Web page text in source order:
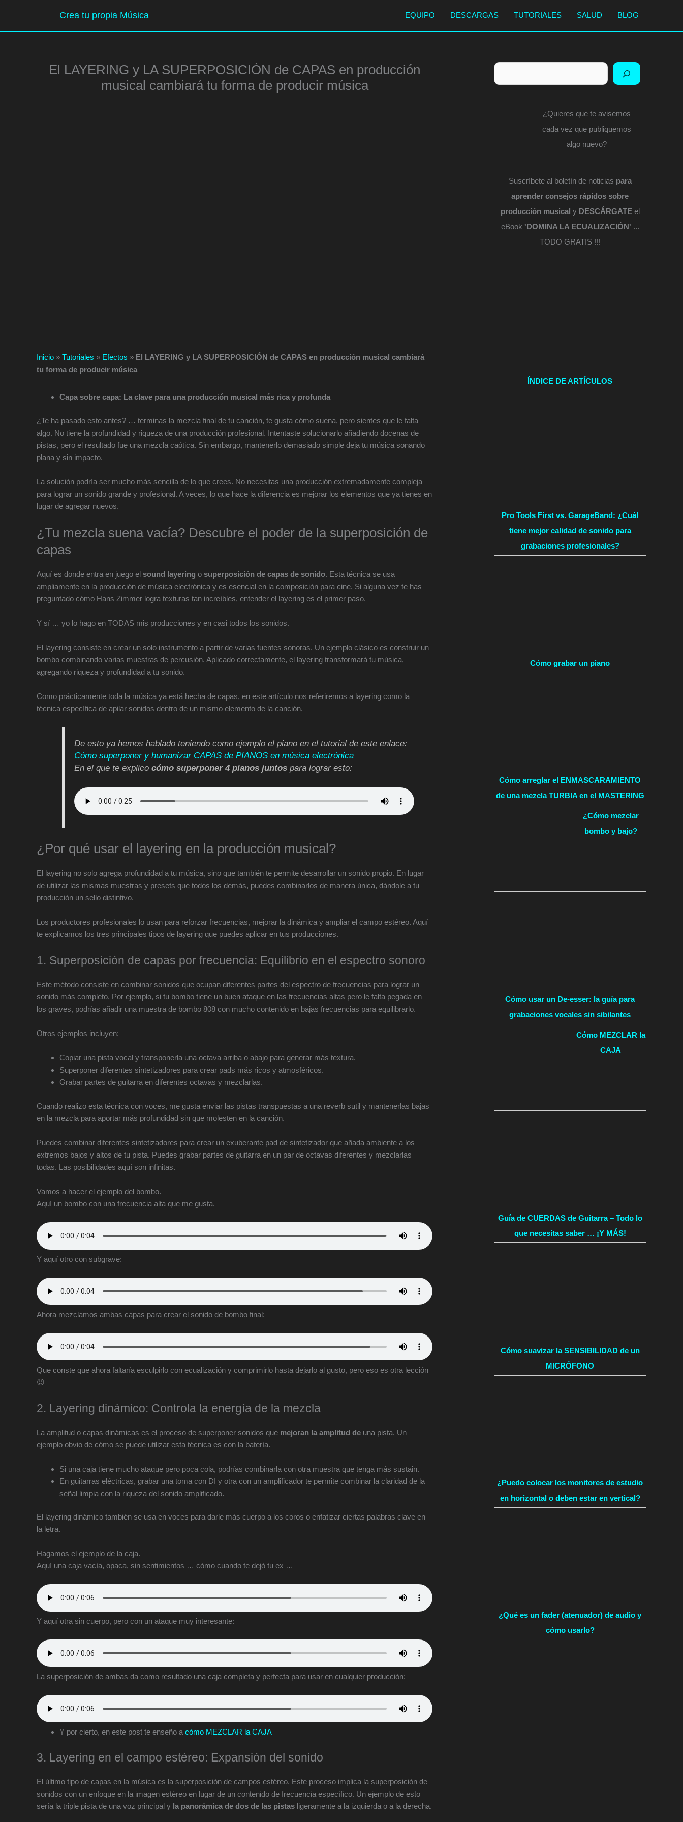
contenido
Crea tu propia Música EQUIPO DESCARGAS TUTORIALES SALUD BLOG
El LAYERING y LA SUPERPOSICIÓN de CAPAS en producción
musical cambiará tu forma de producir música
Inicio » Tutoriales » Efectos » El LAYERING y LA SUPERPOSICIÓN de CAPAS en producción musical cambiará
tu forma de producir música
Capa sobre capa: La clave para una producción musical más rica y profunda
¿Te ha pasado esto antes? … terminas la mezcla final de tu canción, te gusta cómo suena, pero sientes que le falta
algo. No tiene la profundidad y riqueza de una producción profesional. Intentaste solucionarlo añadiendo docenas de
pistas, pero el resultado fue una mezcla caótica. Sin embargo, mantenerlo demasiado simple deja tu música sonando
plana y sin impacto.
La solución podría ser mucho más sencilla de lo que crees. No necesitas una producción extremadamente compleja
para lograr un sonido grande y profesional. A veces, lo que hace la diferencia es mejorar los elementos que ya tienes en
lugar de agregar nuevos.
¿Tu mezcla suena vacía? Descubre el poder de la superposición de
capas
Aquí es donde entra en juego el sound layering o superposición de capas de sonido. Esta técnica se usa
ampliamente en la producción de música electrónica y es esencial en la composición para cine. Si alguna vez te has
preguntado cómo Hans Zimmer logra texturas tan increíbles, entender el layering es el primer paso.
Y sí … yo lo hago en TODAS mis producciones y en casi todos los sonidos.
El layering consiste en crear un solo instrumento a partir de varias fuentes sonoras. Un ejemplo clásico es construir un
bombo combinando varias muestras de percusión. Aplicado correctamente, el layering transformará tu música,
agregando riqueza y profundidad a tu sonido.
Como prácticamente toda la música ya está hecha de capas, en este artículo nos referiremos a layering como la
técnica específica de apilar sonidos dentro de un mismo elemento de la canción.
De esto ya hemos hablado teniendo como ejemplo el piano en el tutorial de este enlace:
Cómo superponer y humanizar CAPAS de PIANOS en música electrónica
En el que te explicocómo superponer 4 pianos juntos para lograr esto:
¿Por qué usar el layering en la producción musical?
El layering no solo agrega profundidad a tu música, sino que también te permite desarrollar un sonido propio. En lugar
de utilizar las mismas muestras y presets que todos los demás, puedes combinarlos de manera única, dándole a tu
producción un sello distintivo.
Los productores profesionales lo usan para reforzar frecuencias, mejorar la dinámica y ampliar el campo estéreo. Aquí
te explicamos los tres principales tipos de layering que puedes aplicar en tus producciones.
1. Superposición de capas por frecuencia: Equilibrio en el espectro sonoro
Este método consiste en combinar sonidos que ocupan diferentes partes del espectro de frecuencias para lograr un
sonido más completo. Por ejemplo, si tu bombo tiene un buen ataque en las frecuencias altas pero le falta pegada en
los graves, podrías añadir una muestra de bombo 808 con mucho contenido en bajas frecuencias para equilibrarlo.
Otros ejemplos incluyen:
Copiar una pista vocal y transponerla una octava arriba o abajo para generar más textura.
Superponer diferentes sintetizadores para crear pads más ricos y atmosféricos.
Grabar partes de guitarra en diferentes octavas y mezclarlas.
Cuando realizo esta técnica con voces, me gusta enviar las pistas transpuestas a una reverb sutil y mantenerlas bajas
en la mezcla para aportar más profundidad sin que molesten en la canción.
Puedes combinar diferentes sintetizadores para crear un exuberante pad de sintetizador que añada ambiente a los
extremos bajos y altos de tu pista. Puedes grabar partes de guitarra en un par de octavas diferentes y mezclarlas
todas. Las posibilidades aquí son infinitas.
Vamos a hacer el ejemplo del bombo.
Aquí un bombo con una frecuencia alta que me gusta.
Y aquí otro con subgrave:
Ahora mezclamos ambas capas para crear el sonido de bombo final:
Que conste que ahora faltaría esculpirlo con ecualización y comprimirlo hasta dejarlo al gusto, pero eso es otra lección
😉
2. Layering dinámico: Controla la energía de la mezcla
La amplitud o capas dinámicas es el proceso de superponer sonidos que mejoran la amplitud de una pista. Un
ejemplo obvio de cómo se puede utilizar esta técnica es con la batería.
Si una caja tiene mucho ataque pero poca cola, podrías combinarla con otra muestra que tenga más sustain.
En guitarras eléctricas, grabar una toma con DI y otra con un amplificador te permite combinar la claridad de la
señal limpia con la riqueza del sonido amplificado.
El layering dinámico también se usa en voces para darle más cuerpo a los coros o enfatizar ciertas palabras clave en
la letra.
Hagamos el ejemplo de la caja.
Aquí una caja vacía, opaca, sin sentimientos … cómo cuando te dejó tu ex …
Y aquí otra sin cuerpo, pero con un ataque muy interesante:
La superposición de ambas da como resultado una caja completa y perfecta para usar en cualquier producción:
Y por cierto, en este post te enseño a cómo MEZCLAR la CAJA
3. Layering en el campo estéreo: Expansión del sonido
El último tipo de capas en la música es la superposición de campos estéreo. Este proceso implica la superposición de
sonidos con un enfoque en la imagen estéreo en lugar de un contenido de frecuencia específico. Un ejemplo de esto
sería la triple pista de una voz principal y la panorámica de dos de las pistas ligeramente a la izquierda o a la derecha.
Buscar
¿Quieres que te avisemos
cada vez que publiquemos
algo nuevo?
Suscríbete al boletín de noticias para
aprender consejos rápidos sobre
producción musical y DESCÁRGATEel
eBook 'DOMINA LA ECUALIZACIÓN' ...
TODO GRATIS !!!
ÍNDICE DE ARTÍCULOS
Pro Tools First vs. GarageBand: ¿Cuál
tiene mejor calidad de sonido para
grabaciones profesionales?
Cómo grabar un piano
Cómo arreglar el ENMASCARAMIENTO
de una mezcla TURBIA en el MASTERING
¿Cómo mezclar
bombo y bajo?
Cómo usar un De-esser: la guía para
grabaciones vocales sin sibilantes
Cómo MEZCLAR la
CAJA
Guía de CUERDAS de Guitarra – Todo lo
que necesitas saber … ¡Y MÁS!
Cómo suavizar la SENSIBILIDAD de un
MICRÓFONO
¿Puedo colocar los monitores de estudio
en horizontal o deben estar en vertical?
¿Qué es un fader (atenuador) de audio y
cómo usarlo?